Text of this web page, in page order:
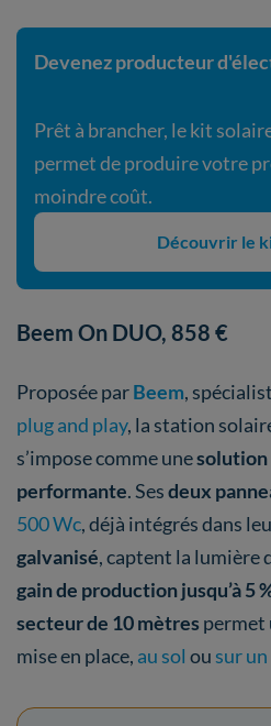
Devenez producteur
Prêt à brancher, le kit
permet de produire votre
moindre coût.
Découvrir le
Beem On DUO, 858 €
Proposée parBeem,
plug and play, la station
s’impose comme unesolution
performante. Sesdeux
500 Wc, déjà intégrés dans
galvanisé,captent la lumière
gain de production jusqu’à 5
secteur de 10 mètres permet
mise en place, au sol ousur